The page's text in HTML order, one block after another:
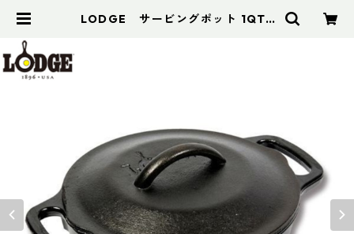
LODGE サービングポット 1QT |